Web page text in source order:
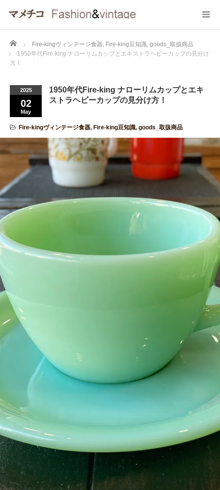
Home Fire-kingヴィンテージ食器, Fire-king豆知識, goods_取扱商品
1950年代Fire-king ナローリムカップとエキストラヘビーカップの見分け
方！
2025
02
May
1950年代Fire-king ナローリムカップとエキ
ストラヘビーカップの見分け方！
Fire-kingヴィンテージ食器, Fire-king豆知識, goods_取扱商品